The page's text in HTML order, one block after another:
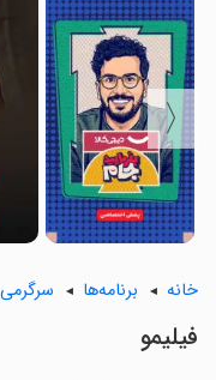
〈
خانه برنامه‌ها سرگرمی
فیلیمو